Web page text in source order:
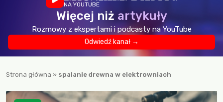
NA YOUTUBE
Więcej niż artykuły
Rozmowy z ekspertami i podcasty na YouTube
Odwiedź kanał →
Strona główna » spalanie drewna w elektrowniach